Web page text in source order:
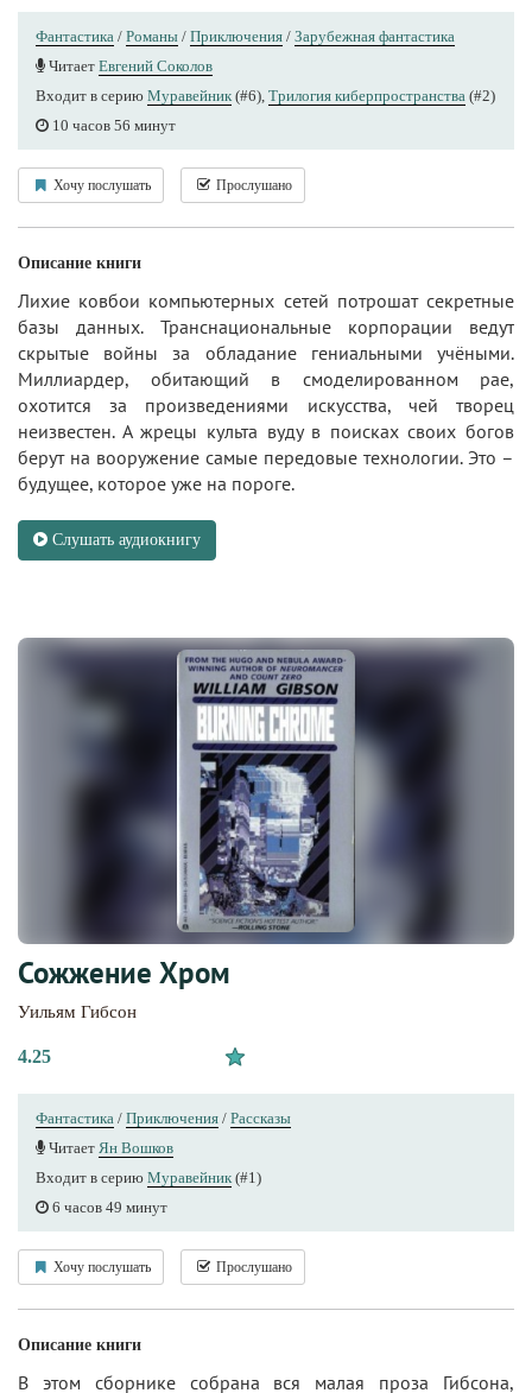
Фантастика / Романы / Приключения / Зарубежная фантастика
Читает Евгений Соколов
Входит в серию Муравейник (#6), Трилогия киберпространства (#2)
10 часов 56 минут
Хочу послушать Прослушано
Описание книги
Лихие ковбои компьютерных сетей потрошат секретные
базы данных. Транснациональные корпорации ведут
скрытые войны за обладание гениальными учёными.
Миллиардер, обитающий в смоделированном рае,
охотится за произведениями искусства, чей творец
неизвестен. А жрецы культа вуду в поисках своих богов
берут на вооружение самые передовые технологии. Это –
будущее, которое уже на пороге.
Слушать аудиокнигу
Сожжение Хром
Уильям Гибсон
4.25
Фантастика / Приключения / Рассказы
Читает Ян Вошков
Входит в серию Муравейник (#1)
6 часов 49 минут
Хочу послушать Прослушано
Описание книги
В этом сборнике собрана вся малая проза Гибсона,